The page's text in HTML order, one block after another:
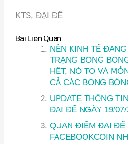
KTS, ĐẠI ĐẾ
Bài Liên Quan:
NỀN KINH TẾ
TRẠNG BONG
HẾT, NÓ TO VÀ
CẢ CÁC BONG
UPDATE THÔNG
ĐẠI ĐẾ NGÀY 19/07/
QUAN ĐIỂM ĐẠI ĐẾ
FACEBOOKCOIN